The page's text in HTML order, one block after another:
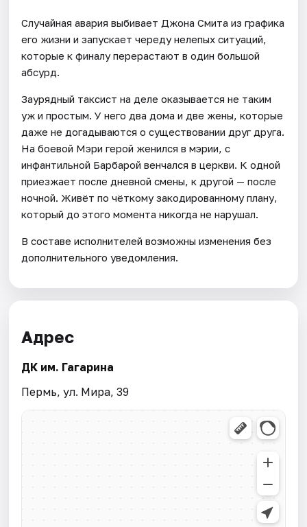
Случайная авария выбивает Джона Смита из графика
его жизни и запускает череду нелепых ситуаций,
которые к финалу перерастают в один большой
абсурд.
Заурядный таксист на деле оказывается не таким
уж и простым. У него два дома и две жены, которые
даже не догадываются о существовании друг друга.
На боевой Мэри герой женился в мэрии, с
инфантильной Барбарой венчался в церкви. К одной
приезжает после дневной смены, к другой — после
ночной. Живёт по чёткому закодированному плану,
который до этого момента никогда не нарушал.
В составе исполнителей возможны изменения без
дополнительного уведомления.
Адрес
ДК им. Гагарина
Пермь, ул. Мира, 39